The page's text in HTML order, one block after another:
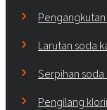
Larutan soda
Serpihan soda
Pengilang